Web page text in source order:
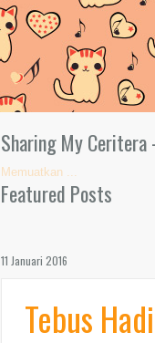
Sharing My
Memuatkan ...
Featured Posts
11 Januari 2016
Tebus